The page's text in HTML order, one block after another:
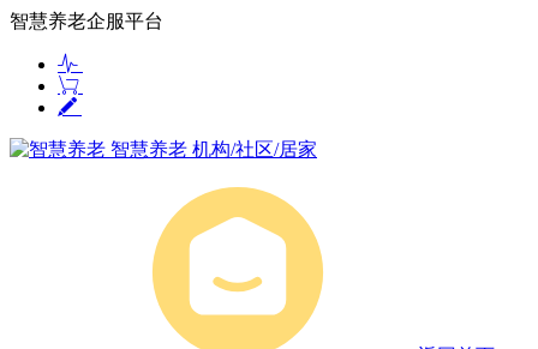
智慧养老企服平台
智慧养老 机构/社区/居家